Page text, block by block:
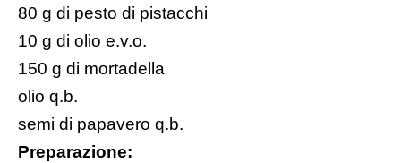
80 g di pesto di pistacchi
10 g di olio e.v.o.
150 g di mortadella
olio q.b.
semi di papavero q.b.
Preparazione: